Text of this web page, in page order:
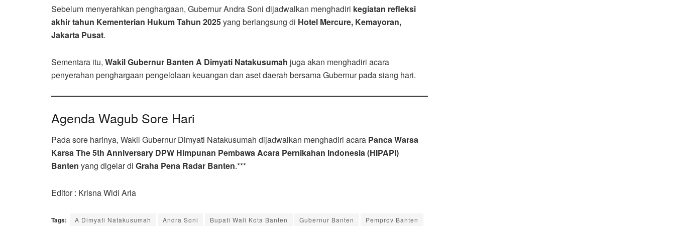
Sebelum menyerahkan penghargaan, Gubernur Andra Soni dijadwalkan menghadiri kegiatan refleksi
akhir tahun Kementerian Hukum Tahun 2025yang berlangsung di Hotel Mercure, Kemayoran,
Jakarta Pusat.
Sementara itu, Wakil Gubernur Banten A Dimyati Natakusumah juga akan menghadiri acara
penyerahan penghargaan pengelolaan keuangan dan aset daerah bersama Gubernur pada siang hari.
Agenda Wagub Sore Hari
Pada sore harinya, Wakil Gubernur Dimyati Natakusumah dijadwalkan menghadiri acara Panca Warsa
Karsa The 5th Anniversary DPW Himpunan Pembawa Acara Pernikahan Indonesia (HIPAPI)
Banten yang digelar di Graha Pena Radar Banten.***
Editor : Krisna Widi Aria
Tags: A Dimyati Natakusumah Andra Soni Bupati Wali Kota Banten Gubernur Banten Pemprov Banten